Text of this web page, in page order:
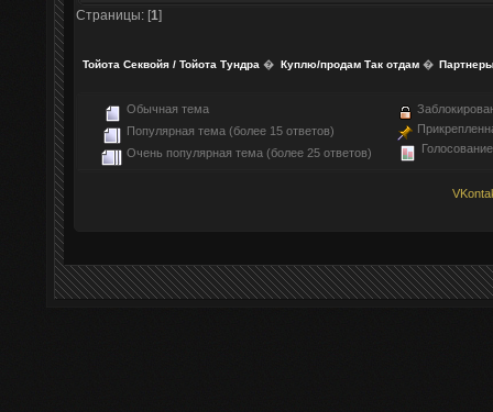
Страницы: [1]
Тойота Секвойя / Тойота Тундра � Куплю/продам Так отдам�
Обычная тема
Популярная тема (более 15 ответов)
Очень популярная тема (более 25 ответов)
Голосование